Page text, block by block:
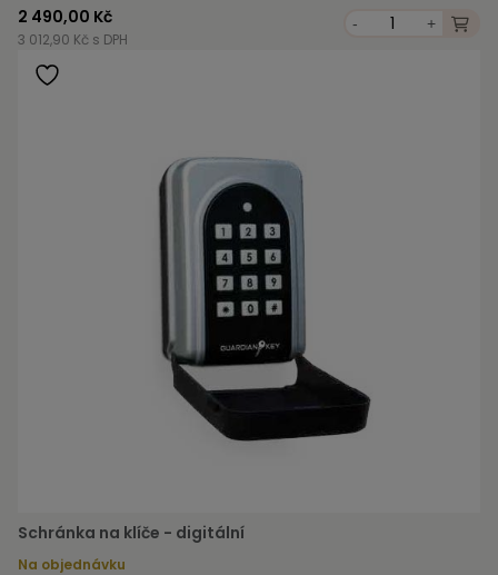
2 490,00 Kč
3 012,90 Kč s DPH
- +
Schránka na klíče - digitální
Na objednávku